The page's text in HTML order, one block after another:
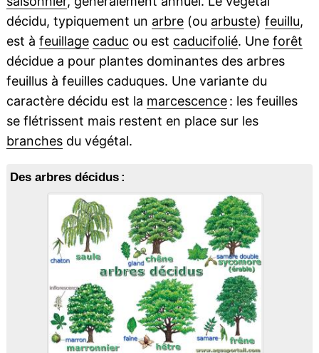
décidu, typiquement un arbre(ou arbuste) feuillu,
est à feuillage caduc ou est caducifolié. Une forêt
décidue a pour plantes dominantes des arbres
feuillus à feuilles caduques. Une variante du
caractère décidu est la marcescence: les feuilles
se flétrissent mais restent en place sur les
branchesdu végétal.
Des arbres décidus :